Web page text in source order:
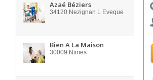
Azaé Béziers
34120 Nezignan L Eveque
Bien A La Maison
30009 Nimes